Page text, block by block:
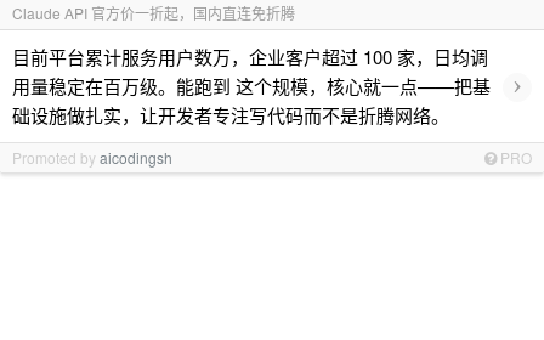
Claude API 官方价一折起，国内直连免折腾
目前平台累计服务用户数万，企业客户超过 100 家，日均调
用量稳定在百万级。能跑到 这个规模，核心就一点——把基
础设施做扎实，让开发者专注写代码而不是折腾网络。
›
Promoted byaicodingsh PRO